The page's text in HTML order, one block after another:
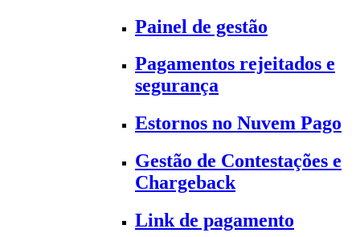
Painel de gestão
Pagamentos rejeitados e
segurança
Estornos no Nuvem Pago
Gestão de Contestações e
Chargeback
Link de pagamento